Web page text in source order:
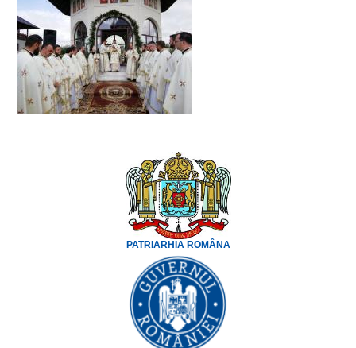
PATRIARHIA ROMÂNA